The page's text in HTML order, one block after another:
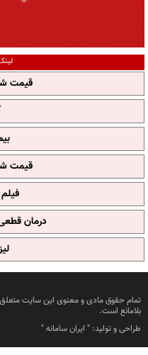
قیمت
قیمت
درمان
تمام حقوق مادی و معنوی این سایت متعلق
بلامانع است.
طراحی و تولید: " ایران سامانه"